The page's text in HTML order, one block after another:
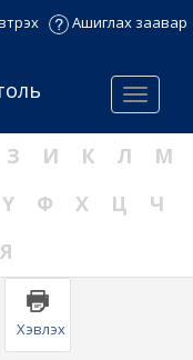
Ашиглах заавар
Menu
З И К Л
М
Ү Ф Х Ц
Ч
Я
Хэвлэх